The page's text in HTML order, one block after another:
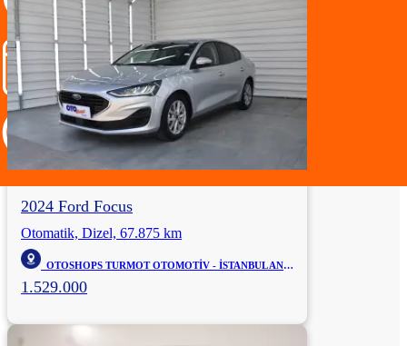
2024 Ford Focus
Otomatik, Dizel, 67.875 km
OTOSHOPS TURMOT OTOMOTİV - İSTANBUL ANADOLU
1.529.000